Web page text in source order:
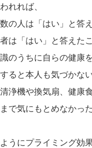
れれば、
の人は「はい」と答
は「はい」と答えたこ
のうちに自らの健康
ると本人も気づかない
浄機や換気扇、健康
で気にもとめなかっ
うにプライミング効